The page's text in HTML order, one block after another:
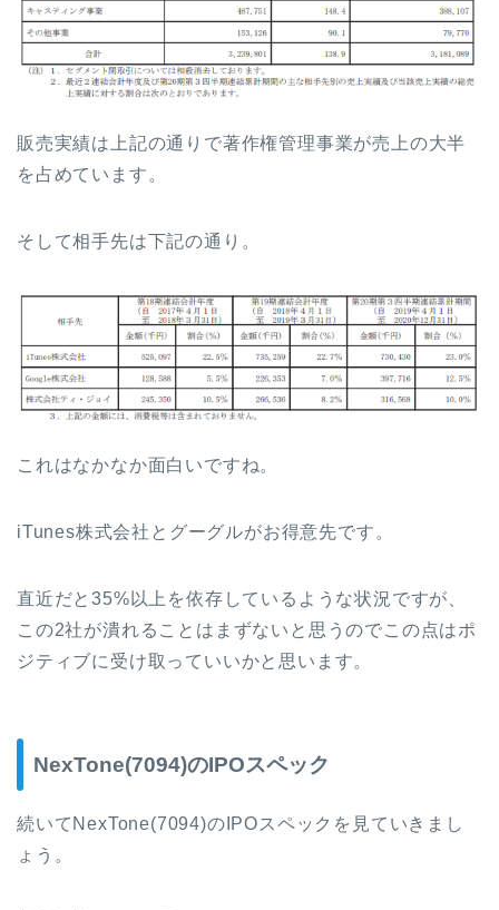
販売実績は上記の通りで著作権管理事業が売上の大半
を占めています。
そして相手先は下記の通り。
これはなかなか面白いですね。
iTunes株式会社とグーグルがお得意先です。
直近だと35%以上を依存しているような状況ですが、
この2社が潰れることはまずないと思うのでこの点はポ
ジティブに受け取っていいかと思います。
NexTone(7094)のIPOスペック
続いてNexTone(7094)のIPOスペックを見ていきまし
ょう。